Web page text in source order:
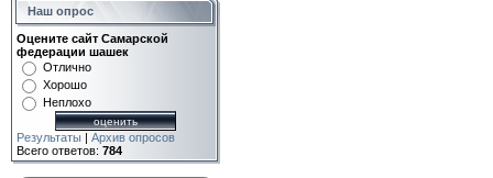
Наш опрос
Оцените сайт Самарской
федерации шашек
Отлично
Хорошо
Неплохо
Результаты | Архив опросов
Всего ответов: 784